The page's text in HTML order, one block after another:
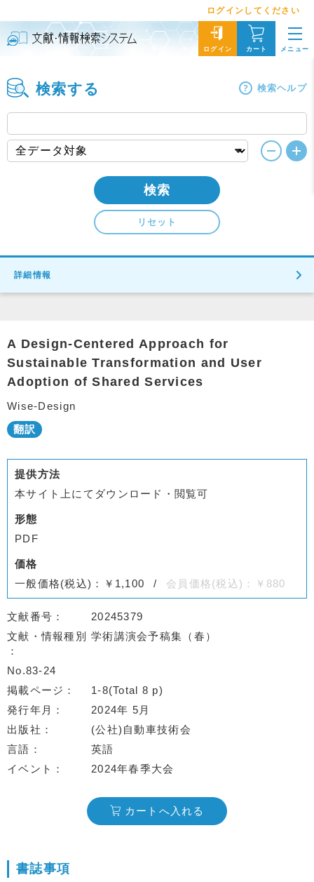
ログインしてください
ログイン カート メニュー
検索する 検索ヘルプ
検索
リセット
詳細情報
A Design-Centered Approach for
Sustainable Transformation and User
Adoption of Shared Services
Wise-Design
提供方法
本サイト上にてダウンロード・閲覧可
形態
PDF
価格
一般価格(税込)：￥1,100
会員価格(税込)：￥880
文献番号
20245379
文献・情報種別
学術講演会予稿集（春）
No.83-24
掲載ページ
1-8(Total 8 p)
発行年月
2024年 5月
出版社
(公社)自動車技術会
言語
英語
イベント
2024年春季大会
カートへ入れる
書誌事項